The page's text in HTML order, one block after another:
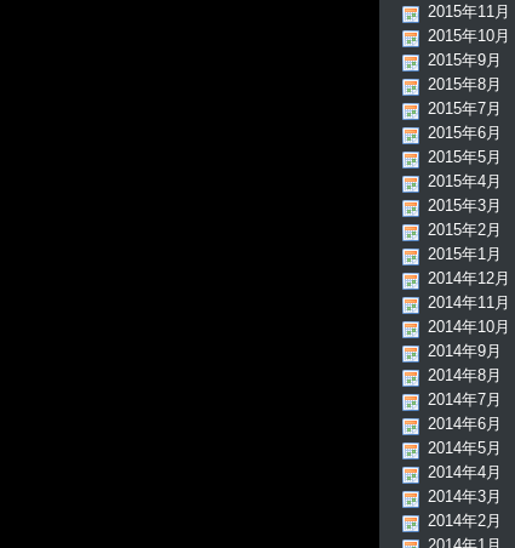
2015年11月
2015年10月
2015年9月
2015年8月
2015年7月
2015年6月
2015年5月
2015年4月
2015年3月
2015年2月
2015年1月
2014年12月
2014年11月
2014年10月
2014年9月
2014年8月
2014年7月
2014年6月
2014年5月
2014年4月
2014年3月
2014年2月